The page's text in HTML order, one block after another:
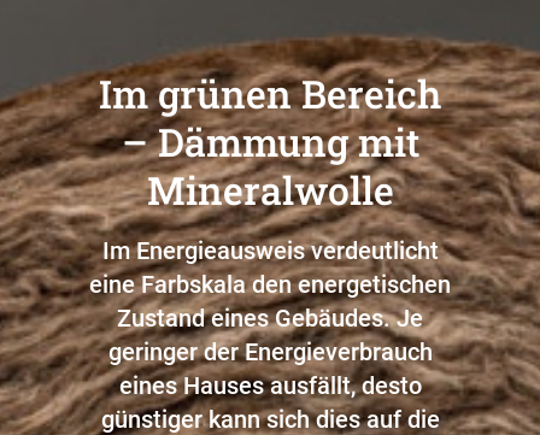
Im grünen Bereich
– Dämmung mit
Mineralwolle
Im Energieausweis verdeutlicht
eine Farbskala den energetischen
Zustand eines Gebäudes. Je
geringer der Energieverbrauch
eines Hauses ausfällt, desto
günstiger kann sich dies auf die